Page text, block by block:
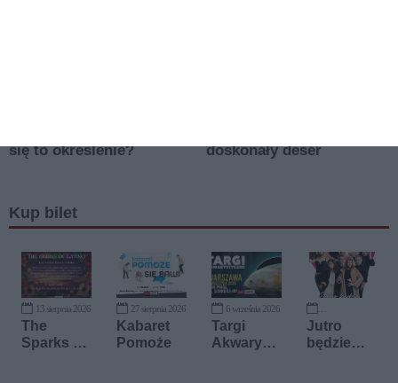
Kup bilet
13 sierpnia 2026
The
Sparks of
27 sierpnia 2026
Kabaret
Pomoże
6 września 2026
Targi
Akwaryst
20 września 2026
Jutro
będzie